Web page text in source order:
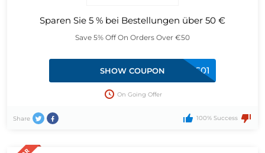
Sparen Sie 5 % bei Bestellungen über 50 €
Save 5% Off On Orders Over €50
24BTS01
SHOW COUPON
On Going Offer
Share 100% Success